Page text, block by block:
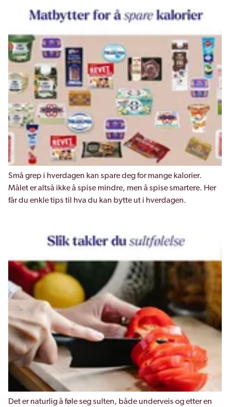
Små grep i hverdagen kan spare deg for mange kalorier.
Målet er altså ikke å spise mindre, men å spise smartere. Her
får du enkle tips til hva du kan bytte ut i hverdagen.
Det er naturlig å føle seg sulten, både underveis og etter en